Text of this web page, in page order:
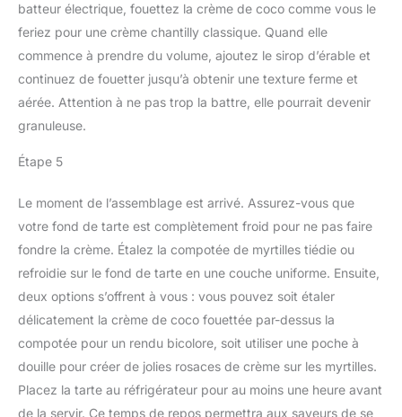
batteur électrique, fouettez la crème de coco comme vous le
feriez pour une crème chantilly classique. Quand elle
commence à prendre du volume, ajoutez le sirop d’érable et
continuez de fouetter jusqu’à obtenir une texture ferme et
aérée. Attention à ne pas trop la battre, elle pourrait devenir
granuleuse.
Étape 5
Le moment de l’assemblage est arrivé. Assurez-vous que
votre fond de tarte est complètement froid pour ne pas faire
fondre la crème. Étalez la compotée de myrtilles tiédie ou
refroidie sur le fond de tarte en une couche uniforme. Ensuite,
deux options s’offrent à vous : vous pouvez soit étaler
délicatement la crème de coco fouettée par-dessus la
compotée pour un rendu bicolore, soit utiliser une poche à
douille pour créer de jolies rosaces de crème sur les myrtilles.
Placez la tarte au réfrigérateur pour au moins une heure avant
de la servir. Ce temps de repos permettra aux saveurs de se